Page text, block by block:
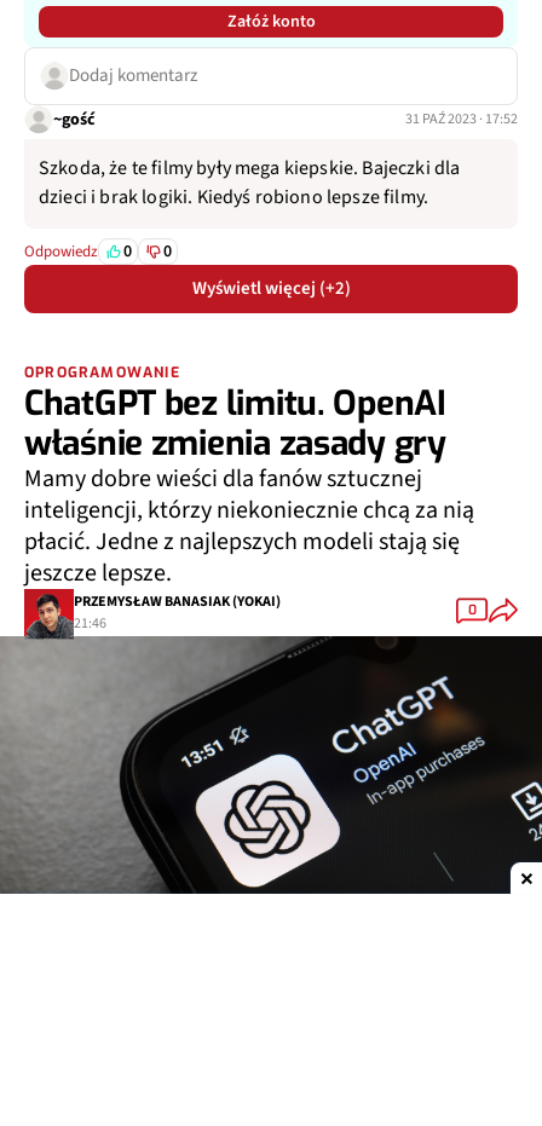
Załóż konto
Dodaj komentarz
~gość 31 PAŹ 2023 · 17:52
Szkoda, że te filmy były mega kiepskie. Bajeczki dla
dzieci i brak logiki. Kiedyś robiono lepsze filmy.
Odpowiedz 0 0
Wyświetl więcej (+2)
OPROGRAMOWANIE
ChatGPT bez limitu. OpenAI
właśnie zmienia zasady gry
Mamy dobre wieści dla fanów sztucznej
inteligencji, którzy niekoniecznie chcą za nią
płacić. Jedne z najlepszych modeli stają się
jeszcze lepsze.
PRZEMYSŁAW BANASIAK (YOKAI)
21:46
0